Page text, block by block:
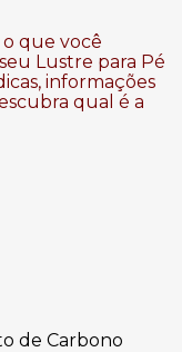
que você
Lustre para Pé
informações
qual é a
de Carbono